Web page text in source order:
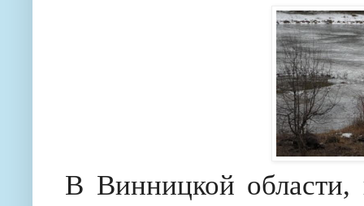
В Винницкой области,